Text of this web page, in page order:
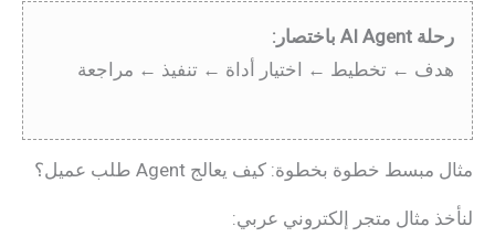
رحلة AI Agent باختصار:
هدف ← تخطيط ← اختيار أداة ← تنفيذ ← مراجعة
مثال مبسط خطوة بخطوة: كيف يعالج Agent طلب عميل؟
لنأخذ مثال متجر إلكتروني عربي: